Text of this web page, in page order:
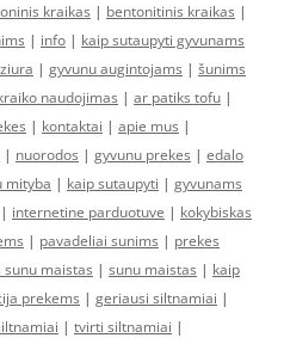
kraikas | bentonitinis kraikas |
| info | kaip sutaupyti gyvunams
| gyvunu augintojams | šunims
naudojimas | ar patiks tofu |
| kontaktai | apie mus |
| nuorodos | gyvunu prekes | edalo
mityba | kaip sutaupyti | gyvunams
| internetine parduotuve | kokybiskas
| pavadeliai sunims | prekes
sunu maistas | sunu maistas | kaip
prekems | geriausi siltnamiai |
| tvirti siltnamiai |